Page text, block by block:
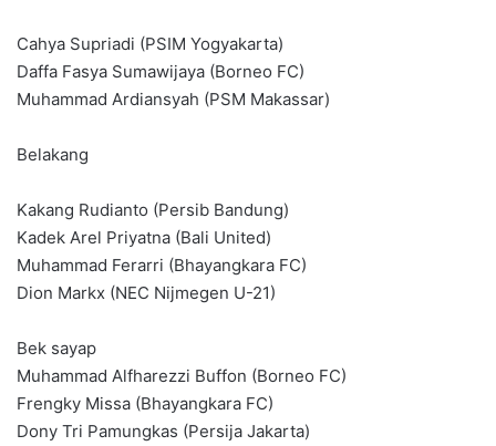
Cahya Supriadi (PSIM Yogyakarta)
Daffa Fasya Sumawijaya (Borneo FC)
Muhammad Ardiansyah (PSM Makassar)
Belakang
Kakang Rudianto (Persib Bandung)
Kadek Arel Priyatna (Bali United)
Muhammad Ferarri (Bhayangkara FC)
Dion Markx (NEC Nijmegen U-21)
Bek sayap
Muhammad Alfharezzi Buffon (Borneo FC)
Frengky Missa (Bhayangkara FC)
Dony Tri Pamungkas (Persija Jakarta)